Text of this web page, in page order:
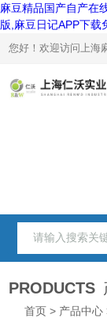
麻豆精品国产自产在
版,麻豆日记APP下载
您好！欢迎访问上
PRODUCTS
首页 > 产品中心